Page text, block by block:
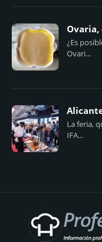
¿Es
Ovari...
La feria,
IFA...